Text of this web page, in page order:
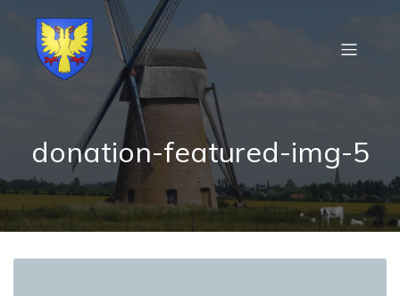
donation-featured-img-5